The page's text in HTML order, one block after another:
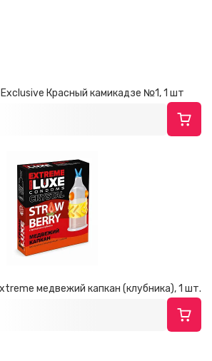
Красный камикадзе №1, 1 шт
медвежий капкан (клубника), 1 шт.